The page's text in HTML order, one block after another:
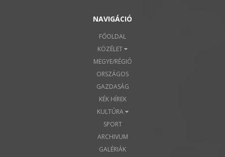
NAVIGÁCIÓ
FŐOLDAL
KÖZÉLET
MEGYE/RÉGIÓ
ORSZÁGOS
GAZDASÁG
KÉK HÍREK
KULTÚRA
SPORT
ARCHIVUM
GALÉRIÁK